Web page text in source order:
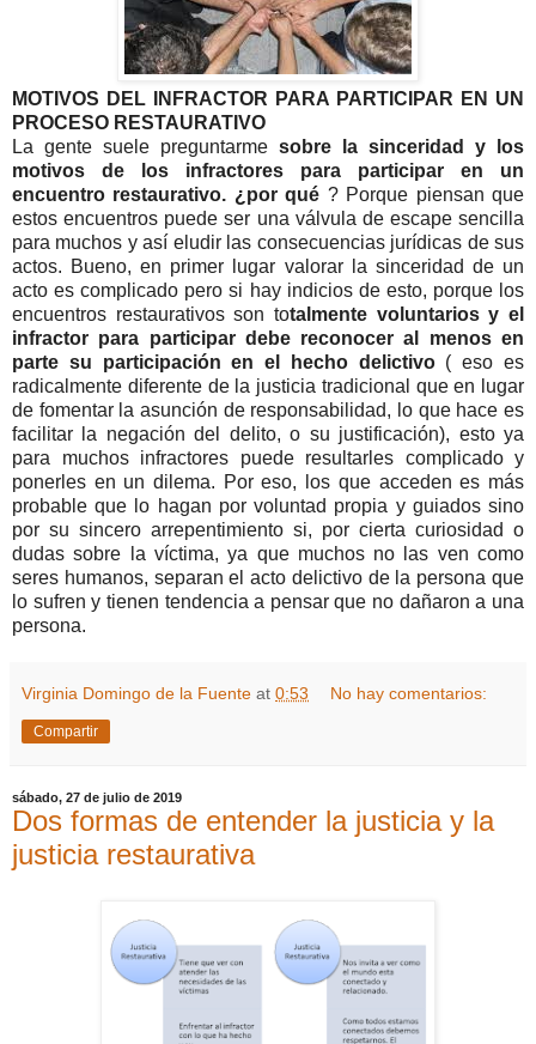
MOTIVOS DEL INFRACTOR PARA PARTICIPAR EN UN
PROCESO RESTAURATIVO
La gente suele preguntarme sobre la sinceridad y los
motivos de los infractores para participar en un
encuentro restaurativo. ¿por qué ? Porque piensan que
estos encuentros puede ser una válvula de escape sencilla
para muchos y así eludir las consecuencias jurídicas de sus
actos. Bueno, en primer lugar valorar la sinceridad de un
acto es complicado pero si hay indicios de esto, porque los
encuentros restaurativos son totalmente voluntarios y el
infractor para participar debe reconocer al menos en
parte su participación en el hecho delictivo( eso es
radicalmente diferente de la justicia tradicional que en lugar
de fomentar la asunción de responsabilidad, lo que hace es
facilitar la negación del delito, o su justificación), esto ya
para muchos infractores puede resultarles complicado y
ponerles en un dilema. Por eso, los que acceden es más
probable que lo hagan por voluntad propia y guiados sino
por su sincero arrepentimiento si, por cierta curiosidad o
dudas sobre la víctima, ya que muchos no las ven como
seres humanos, separan el acto delictivo de la persona que
lo sufren y tienen tendencia a pensar que no dañaron a una
persona.
Virginia Domingo de la Fuente at 0:53 No hay comentarios:
Compartir
sábado, 27 de julio de 2019
Dos formas de entender la justicia y la
justicia restaurativa